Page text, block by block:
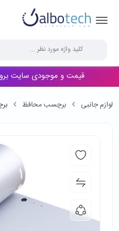
قیمت و موجودی سایت
لوازم جانبی برچسب محافظ